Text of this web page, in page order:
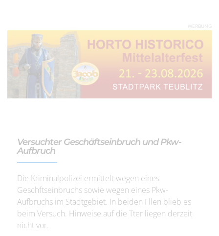
WERBUNG
Versuchter Geschäftseinbruch und Pkw-
Aufbruch
Die Kriminalpolizei ermittelt wegen eines
Geschftseinbruchs sowie wegen eines Pkw-
Aufbruchs im Stadtgebiet. In beiden Fllen blieb es
beim Versuch. Hinweise auf die Tter liegen derzeit
nicht vor.